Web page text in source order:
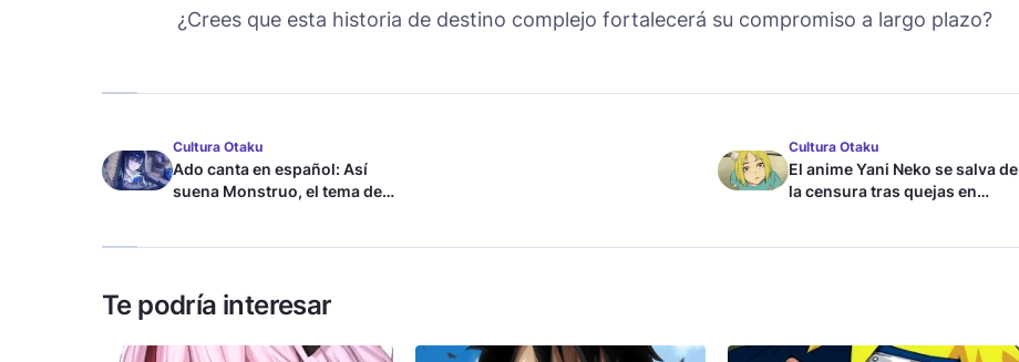
¿Crees que esta historia de destino complejo fortalecerá su compromiso a largo plazo?
Cultura Otaku
Ado canta en español: Así
suena Monstruo, el tema de
Cultura Otaku
El anime Yani Neko se salva de
la censura tras quejas en
Te podría interesar